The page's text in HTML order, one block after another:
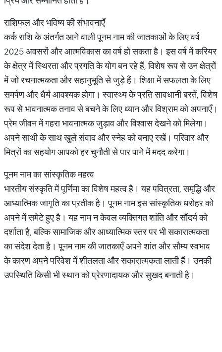
राशिफल और भविष्य की संभावनाएँ
कर्क राशि के अंतर्गत आने वाली पूनम नाम की जातकाओं के लिए वर्ष
2025 अवसरों और आत्मविकास का वर्ष हो सकता है। इस वर्ष में करियर
के क्षेत्र में स्थिरता और प्रगति के योग बन रहे हैं, विशेष रूप से उन क्षेत्रों
में जो रचनात्मकता और सहानुभूति से जुड़े हैं। शिक्षा में सफलता के लिए
समर्पण और धैर्य आवश्यक होगा। स्वास्थ्य के प्रति सावधानी बरतें, विशेष
रूप से भावनात्मक तनाव से बचने के लिए ध्यान और विश्राम को अपनाएँ।
प्रेम जीवन में गहरा भावनात्मक जुड़ाव और विश्वास देखने को मिलेगा।
अपने साथी के साथ खुले संवाद और स्नेह को बनाए रखें। परिवार और
मित्रों का सहयोग आपको हर चुनौती से पार पाने में मदद करेगा।
पूनम नाम का सांस्कृतिक महत्व
भारतीय संस्कृति में पूर्णिमा का विशेष महत्व है। यह पवित्रता, समृद्धि और
आध्यात्मिक जागृति का प्रतीक है। पूनम नाम इस सांस्कृतिक धरोहर को
अपने में समेटे हुए है। यह नाम न केवल व्यक्तिगत शांति और सौंदर्य को
दर्शाता है, बल्कि सामाजिक और आध्यात्मिक स्तर पर भी सकारात्मकता
का संदेश देता है। पूनम नाम की जातकाएँ अपने शांत और सौम्य स्वभाव
के कारण अपने परिवेश में शीतलता और सकारात्मकता लाती हैं। उनकी
उपस्थिति किसी भी स्थान को प्रेरणादायक और सुखद बनाती है।